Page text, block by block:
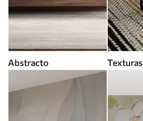
Abstracto Texturas